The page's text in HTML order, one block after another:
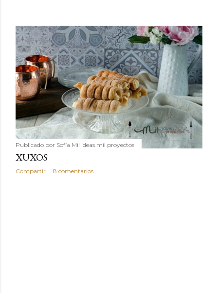
sabroso, con ese toque tostado y crujiente que tanto nos
satisface. Estas alubias crujientes al horno van a cambiar
por completo tu forma de ver las legumbres. Olvídate de
asociar las alubias únicamente a los guisos tradicionales y
copiosos de invierno. Con esta receta simple pero
revolucionaria, transformaremos un ingrediente tan
humilde como la alubia de La Bañeza en un snack ligero,
dorado, cargado de proteína y 100% natural. Es el
sustituto perfecto a los frutos se...
Publicado por Sofía Mil ideas mil proyectos
XUXOS
Compartir 8 comentarios